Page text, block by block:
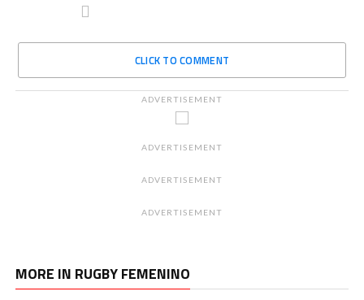
CLICK TO COMMENT
ADVERTISEMENT
ADVERTISEMENT
ADVERTISEMENT
ADVERTISEMENT
MORE IN RUGBY FEMENINO